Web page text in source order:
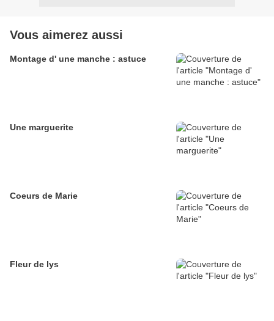
Vous aimerez aussi
Montage d' une manche : astuce
Une marguerite
Coeurs de Marie
Fleur de lys